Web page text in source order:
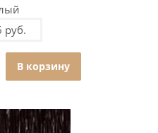
руб.
В корзину